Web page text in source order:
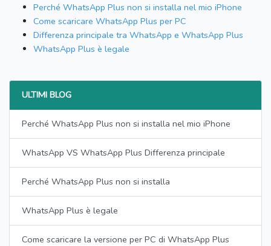
Perché WhatsApp Plus non si installa nel mio iPhone
Come scaricare WhatsApp Plus per PC
Differenza principale tra WhatsApp e WhatsApp Plus
WhatsApp Plus è legale
ULTIMI BLOG
Perché WhatsApp Plus non si installa nel mio iPhone
WhatsApp VS WhatsApp Plus Differenza principale
Perché WhatsApp Plus non si installa
WhatsApp Plus è legale
Come scaricare la versione per PC di WhatsApp Plus